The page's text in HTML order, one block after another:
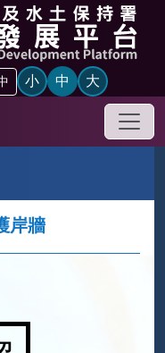
小 中 大
手機
岸牆